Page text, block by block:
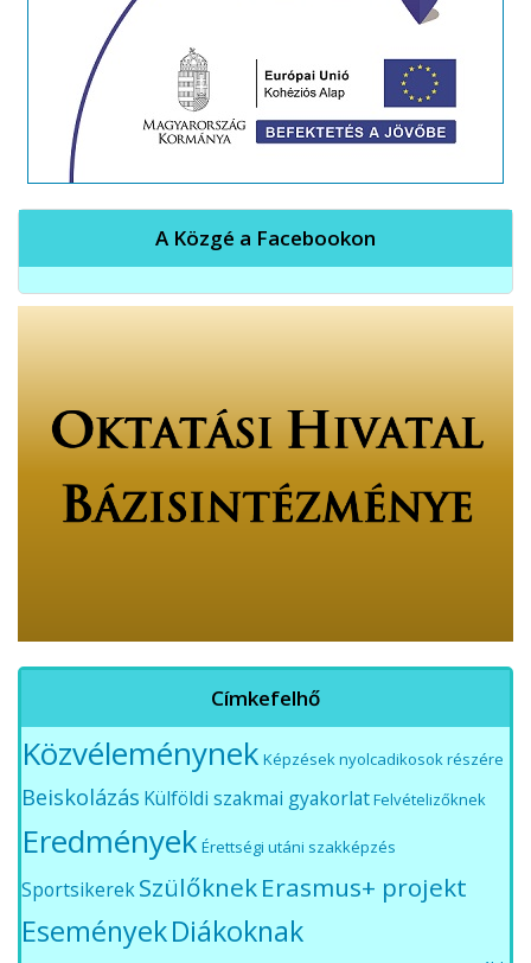
A Közgé a Facebookon
Címkefelhő
Közvéleménynek Képzések nyolcadikosok részére
Beiskolázás Külföldi szakmai gyakorlatFelvételizőknek
Eredmények Érettségi utáni szakképzés
SportsikerekSzülőknekErasmus+ projekt
EseményekDiákoknak